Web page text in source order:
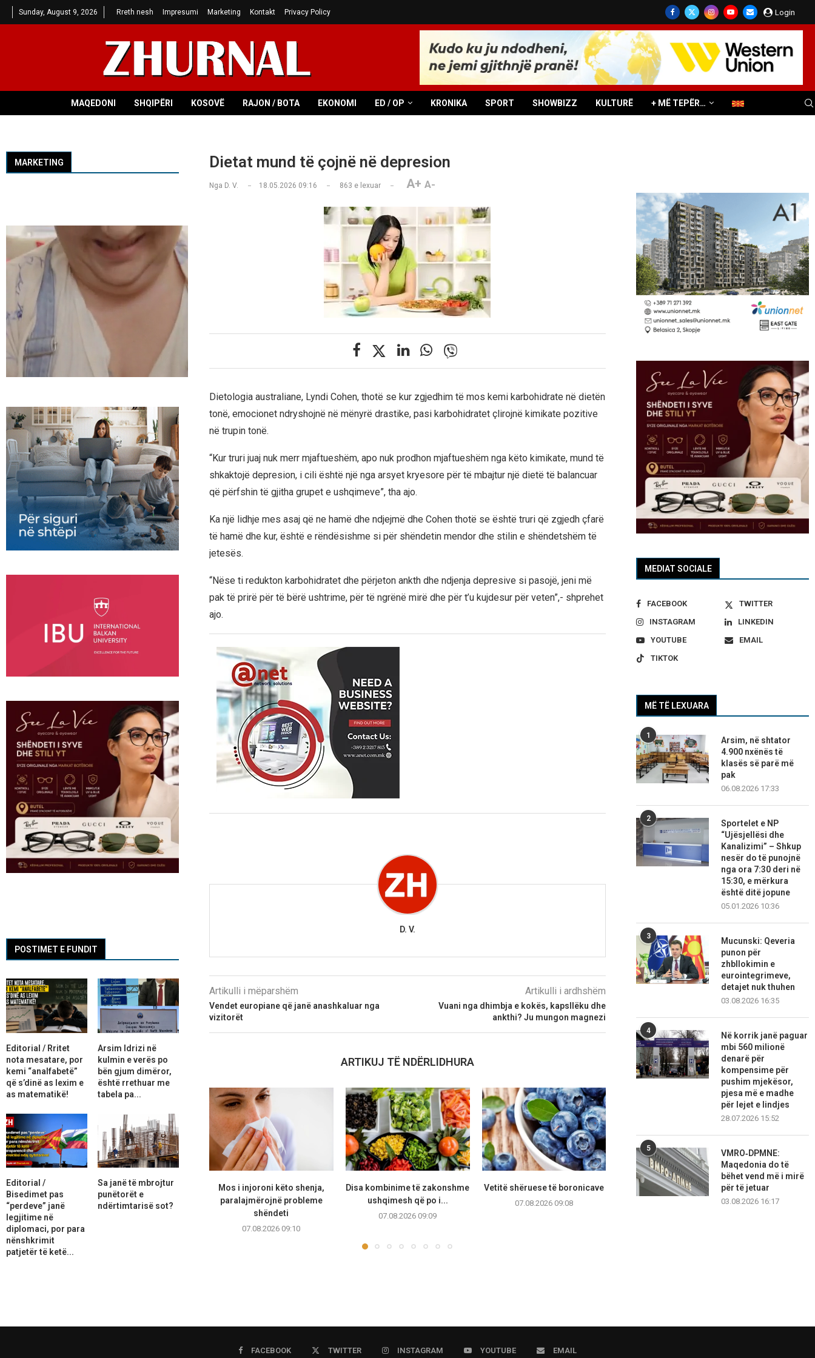
Sunday, August 9, 2026 Rreth nesh Impresumi Marketing Kontakt Privacy Policy Login
MAQEDONI SHQIPËRI KOSOVË RAJON / BOTA EKONOMI ED / OP KRONIKA SPORT SHOWBIZZ KULTURË + MË TEPËR…
Dietat mund të çojnë në depresion
Nga D. V. 18.05.2026 09:16 863 e lexuar A+ A-
Dietologia australiane, Lyndi Cohen, thotë se kur zgjedhim të mos kemi karbohidrate në dietën
tonë, emocionet ndryshojnë në mënyrë drastike, pasi karbohidratet çlirojnë kimikate pozitive
në trupin tonë.
“Kur truri juaj nuk merr mjaftueshëm, apo nuk prodhon mjaftueshëm nga këto kimikate, mund të
shkaktojë depresion, i cili është një nga arsyet kryesore për të mbajtur një dietë të balancuar
që përfshin të gjitha grupet e ushqimeve”, tha ajo.
Ka një lidhje mes asaj që ne hamë dhe ndjejmë dhe Cohen thotë se është truri që zgjedh çfarë
të hamë dhe kur, është e rëndësishme si për shëndetin mendor dhe stilin e shëndetshëm të
jetesës.
“Nëse ti redukton karbohidratet dhe përjeton ankth dhe ndjenja depresive si pasojë, jeni më
pak të prirë për të bërë ushtrime, për të ngrënë mirë dhe për t’u kujdesur për veten”,- shprehet
ajo.
D. V.
Artikulli i mëparshëm
Vendet europiane që janë anashkaluar nga
vizitorët
Artikulli i ardhshëm
Vuani nga dhimbja e kokës, kapsllëku dhe
ankthi? Ju mungon magnezi
ARTIKUJ TË NDËRLIDHURA
Mos i injoroni këto shenja,
paralajmërojnë probleme
shëndeti
07.08.2026 09:10
Disa kombinime të zakonshme
ushqimesh që po i...
07.08.2026 09:09
Vetitë shëruese të boronicave
07.08.2026 09:08
Çfarë ndodh me trupin tuaj
Pesë veprime
MEDIAT SOCIALE
FACEBOOK
TWITTER
INSTAGRAM
LINKEDIN
YOUTUBE
EMAIL
TIKTOK
MË TË LEXUARA
1
Arsim, në shtator
4.900 nxënës të
klasës së parë më
pak
06.08.2026 17:33
2
Sportelet e NP
“Ujësjellësi dhe
Kanalizimi” – Shkup
nesër do të punojnë
nga ora 7:30 deri në
15:30, e mërkura
është ditë jopune
05.01.2026 10:36
3
Mucunski: Qeveria
punon për
zhbllokimin e
eurointegrimeve,
detajet nuk thuhen
03.08.2026 16:35
4
Në korrik janë paguar
mbi 560 milionë
denarë për
kompensime për
pushim mjekësor,
pjesa më e madhe
për lejet e lindjes
28.07.2026 15:52
5
VMRO‑DPMNE:
Maqedonia do të
bëhet vend më i mirë
për të jetuar
03.08.2026 16:17
MARKETING
POSTIMET E FUNDIT
Editorial / Rritet
nota mesatare, por
kemi “analfabetë”
që s’dinë as lexim e
as matematikë!
Arsim Idrizi në
kulmin e verës po
bën gjum dimëror,
është rrethuar me
tabela pa...
Editorial /
Bisedimet pas
“perdeve” janë
legjitime në
diplomaci, por para
nënshkrimit
patjetër të ketë...
Sa janë të mbrojtur
punëtorët e
ndërtimtarisë sot?
FACEBOOK TWITTER INSTAGRAM YOUTUBE EMAIL